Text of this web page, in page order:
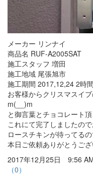
メーカー リンナイ
商品名 RUF-A2005SAT
施工スタッフ 増田
施工地域 尾張旭市
施工期間 2017,12,24 2時
お客様からクリスマスイ
m(__)m
と御言葉とチョコレート
これにて完了しましたの
ロースチキンが待ってる
本日ご依頼ありがとうご
2017年12月25日 9:56
（0）